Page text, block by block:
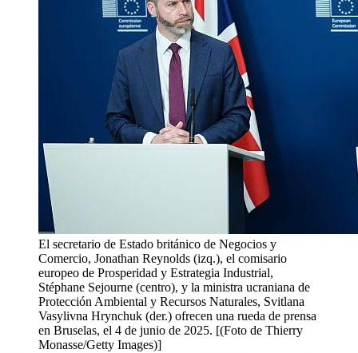
El secretario de Estado británico de Negocios y
Comercio, Jonathan Reynolds (izq.), el comisario
europeo de Prosperidad y Estrategia Industrial,
Stéphane Sejourne (centro), y la ministra ucraniana de
Protección Ambiental y Recursos Naturales, Svitlana
Vasylivna Hrynchuk (der.) ofrecen una rueda de prensa
en Bruselas, el 4 de junio de 2025. [(Foto de Thierry
Monasse/Getty Images)]